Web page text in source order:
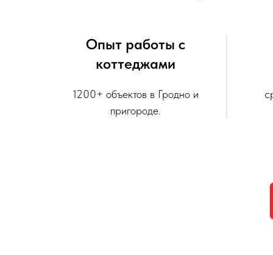
Опыт работы с
коттеджами
1200+ объектов в Гродно и
пригороде.